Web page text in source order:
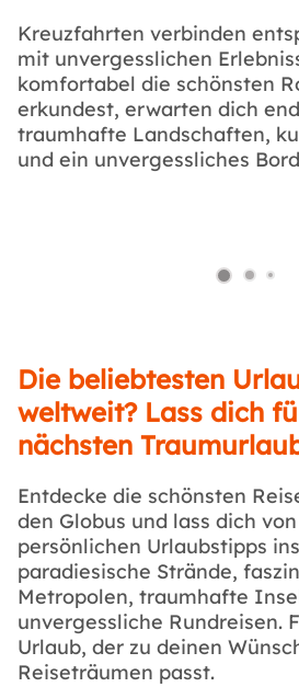
Kreuzfahrten verbinden
mit unvergesslichen
komfortabel die schönsten
erkundest, erwarten dich
traumhafte Landschaften,
und ein unvergessliches
Die beliebtesten
weltweit? Lass dich
nächsten
Entdecke die schönsten
den Globus und lass dich
persönlichen Urlaubstipps
paradiesische Strände,
Metropolen, traumhafte
unvergessliche Rundreisen.
Urlaub, der zu deinen
Reiseträumen passt.